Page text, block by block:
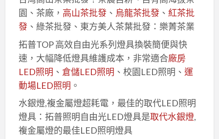
園、茶廠， 高山茶批發、 烏龍茶批發、 紅茶批
發、綠茶批發、東方美人茶葉批發：樂菁茶業
拓普TOP 高效自由光系列燈具換裝簡便與快
速，大幅降低燈具維護成本，非常適合廠房
LED照明 、 倉儲LED照明 、校園LED照明、 運
動場LED照明 。
水銀燈,複金屬燈超耗電，最佳的取代LED照明
燈具：拓普照明自由光LED燈具是取代水銀燈,
複金屬燈的最佳LED照明燈具